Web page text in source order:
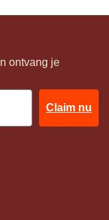
ontvang je
Claim nu